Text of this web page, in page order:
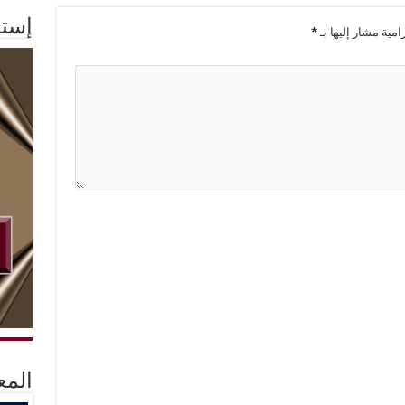
مشار إليها بـ*